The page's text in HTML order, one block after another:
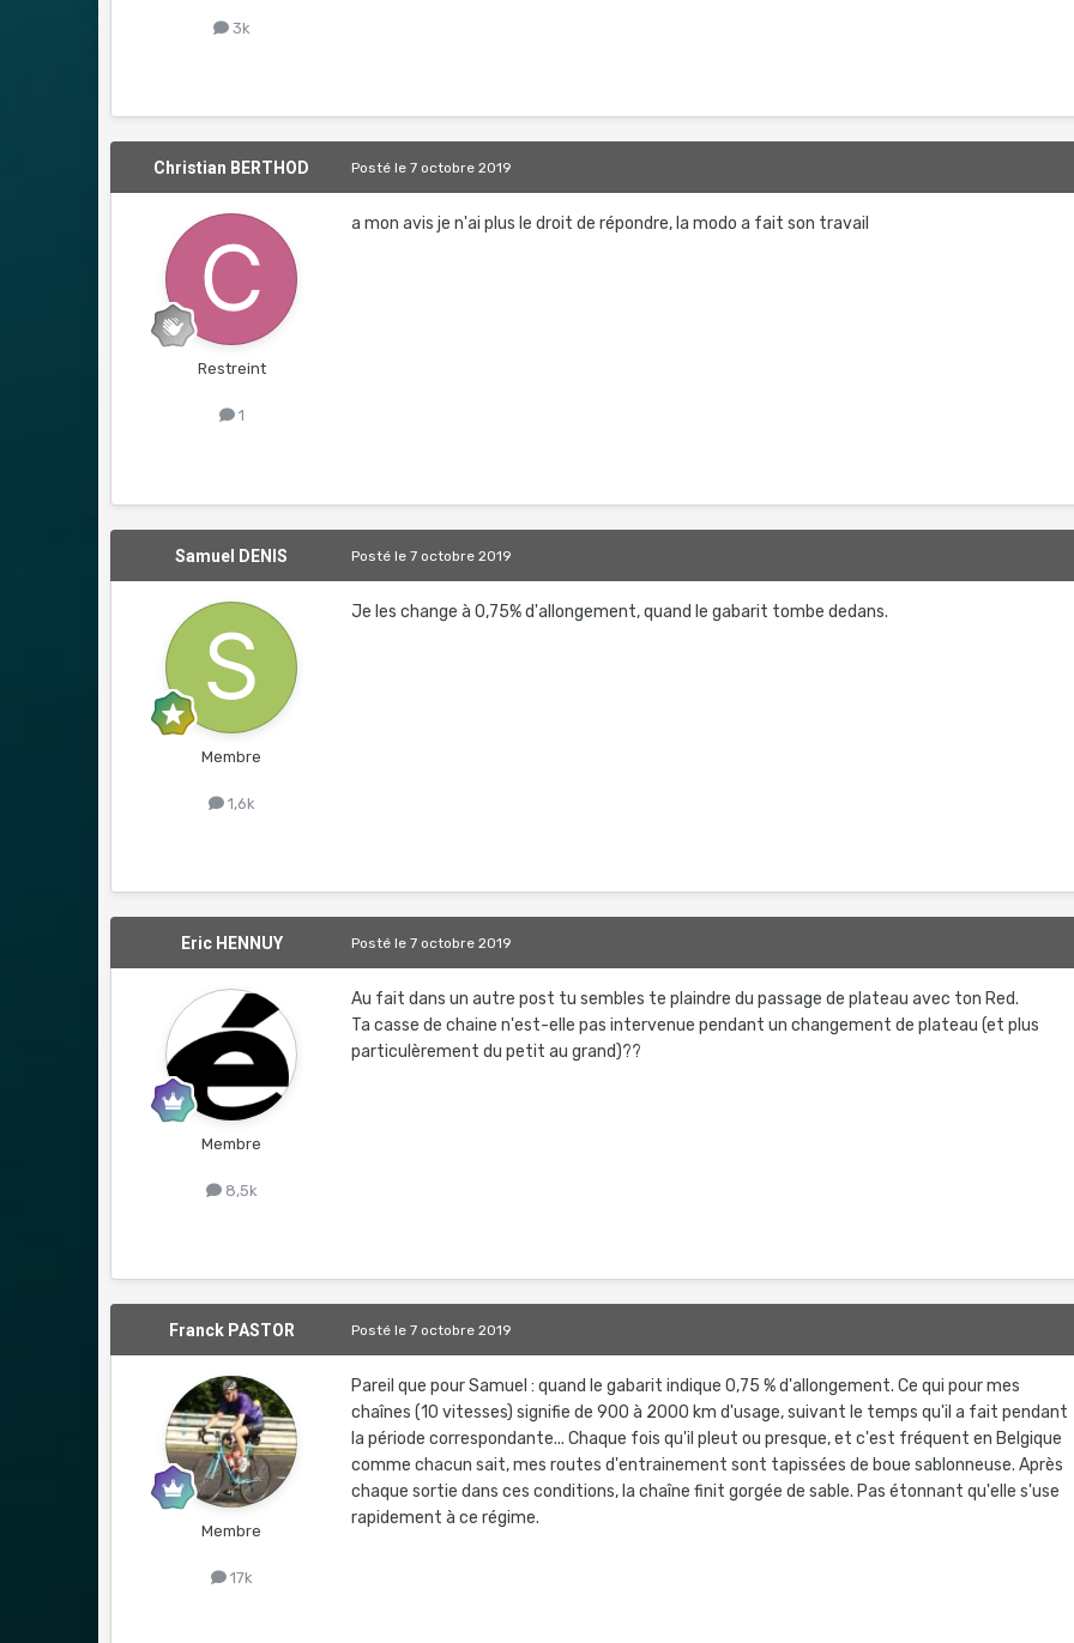
3k
Christian BERTHOD
Restreint
1
Postéle 7 octobre 2019
a mon avis je n'ai plus le droit de répondre, la modo a fait son travail
Samuel DENIS
Membre
1,6k
Postéle 7 octobre 2019
Je les change à 0,75% d'allongement, quand le gabarit tombe dedans.
Eric HENNUY
Membre
8,5k
Postéle 7 octobre 2019
Au fait dans un autre post tu sembles te plaindre du passage de plateau avec ton Red.
Ta casse de chaine n'est-elle pas intervenue pendant un changement de plateau (et plus
particulèrement du petit au grand)??
Franck PASTOR
Membre
17k
Postéle 7 octobre 2019
Pareil que pour Samuel : quand le gabarit indique 0,75 % d'allongement. Ce qui pour mes
chaînes (10 vitesses) signifie de 900 à 2000 km d'usage, suivant le temps qu'il a fait pendant
la période correspondante... Chaque fois qu'il pleut ou presque, et c'est fréquent en Belgique
comme chacun sait, mes routes d'entrainement sont tapissées de boue sablonneuse. Après
chaque sortie dans ces conditions, la chaîne finit gorgée de sable. Pas étonnant qu'elle s'use
rapidement à ce régime.